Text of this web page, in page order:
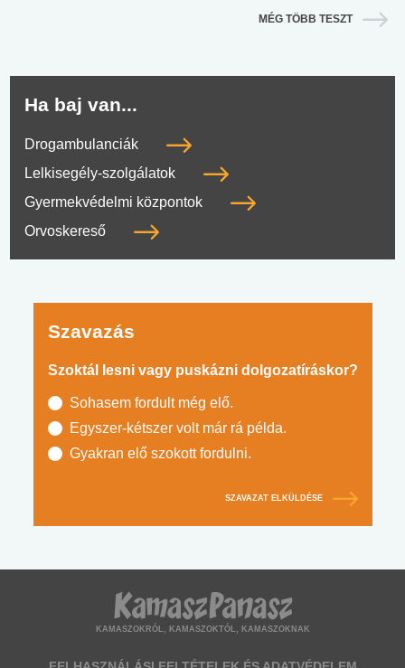
MÉG TÖBB TESZT
Ha baj van...
Drogambulanciák
Lelkisegély-szolgálatok
Gyermekvédelmi központok
Orvoskereső
Szavazás
Szoktál lesni vagy puskázni dolgozatíráskor?
Sohasem fordult még elő.
Egyszer-kétszer volt már rá példa.
Gyakran elő szokott fordulni.
SZAVAZAT ELKÜLDÉSE
KAMASZOKRÓL, KAMASZOKTÓL, KAMASZOKNAK